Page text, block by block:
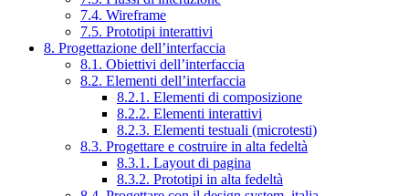
7.4. Wireframe
7.5. Prototipi interattivi
8. Progettazione dell’interfaccia
8.1. Obiettivi dell’interfaccia
8.2. Elementi dell’interfaccia
8.2.1. Elementi di composizione
8.2.2. Elementi interattivi
8.2.3. Elementi testuali (microtesti)
8.3. Progettare e costruire in alta fedeltà
8.3.1. Layout di pagina
8.3.2. Prototipi in alta fedeltà